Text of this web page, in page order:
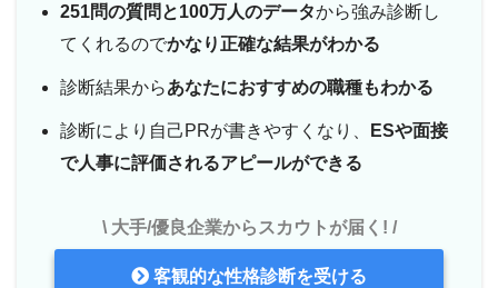
251問の質問と100万人のデータから強み診断し
てくれるのでかなり正確な結果がわかる
診断結果からあなたにおすすめの職種もわかる
診断により自己PRが書きやすくなり、
ESや面接
で人事に評価されるアピールができる
\ 大手/優良企業からスカウトが届く! /
客観的な性格診断を受ける